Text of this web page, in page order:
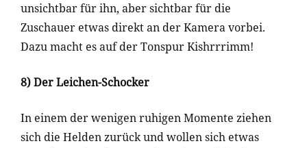
unsichtbar für ihn, aber sichtbar für die
Zuschauer etwas direkt an der Kamera vorbei.
Dazu macht es auf der Tonspur Kishrrrimm!
8) Der Leichen-Schocker
In einem der wenigen ruhigen Momente ziehen
sich die Helden zurück und wollen sich etwas